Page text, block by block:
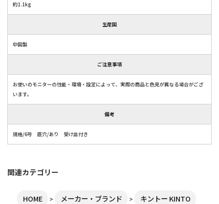
約1.1kg
生産国
中国製
ご注意事項
お使いのモニターの性能・環境・設定によって、実際の商品と色見が異なる場合がござ
います。
備考
規格/6号 底穴/あり 受け皿付き
関連カテゴリー
HOME メーカー・ブランド キントー KINTO